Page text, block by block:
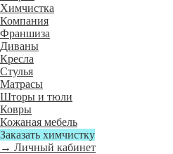
Химчистка
Компания
Франшиза
Диваны
Кресла
Стулья
Матрасы
Шторы и тюли
Ковры
Кожаная мебель
Заказать химчистку
→ Личный кабинет